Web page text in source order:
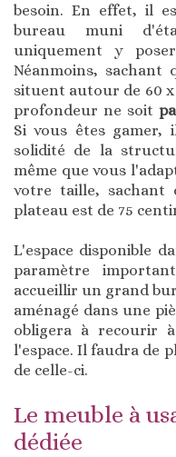
besoin. En effet, il
bureau muni
uniquement y
Néanmoins, sachant
situent autour de 60 x
profondeur ne soit
Si vous êtes
solidité de la
même que vous
votre taille, sachant
plateau est de 75
L'espace disponible
paramètre
accueillir un grand
aménagé dans une
obligera à recourir
l'espace. Il faudra de
de celle-ci.
Le meuble à
dédiée